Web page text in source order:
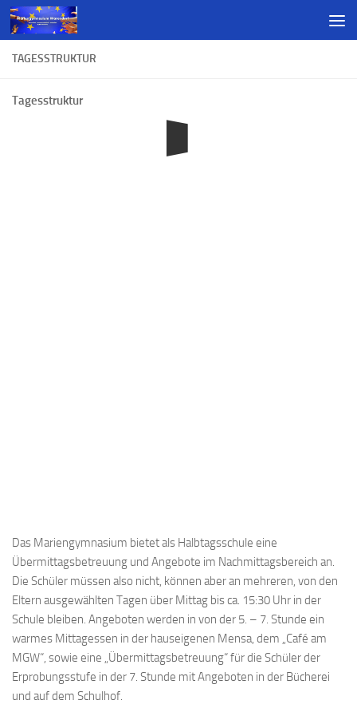
TAGESSTRUKTUR
Tagesstruktur
Das Mariengymnasium bietet als Halbtagsschule eine
Übermittagsbetreuung und Angebote im Nachmittagsbereich an.
Die Schüler müssen also nicht, können aber an mehreren, von den
Eltern ausgewählten Tagen über Mittag bis ca. 15:30 Uhr in der
Schule bleiben. Angeboten werden in von der 5. – 7. Stunde ein
warmes Mittagessen in der hauseigenen Mensa, dem „Café am
MGW“, sowie eine „Übermittagsbetreuung“ für die Schüler der
Erprobungsstufe in der 7. Stunde mit Angeboten in der Bücherei
und auf dem Schulhof.